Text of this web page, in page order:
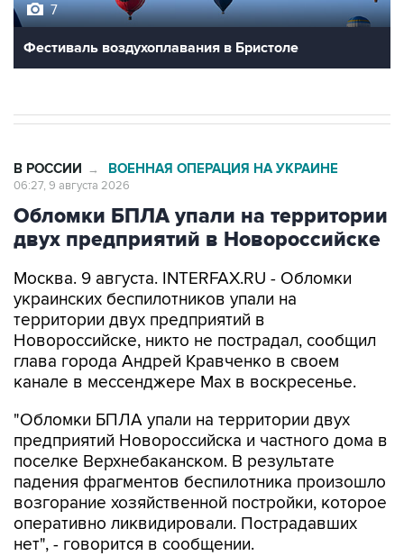
7
Фестиваль воздухоплавания в Бристоле
В РОССИИ → ВОЕННАЯ ОПЕРАЦИЯ НА УКРАИНЕ
06:27, 9 августа 2026
Обломки БПЛА упали на территории
двух предприятий в Новороссийске
Москва. 9 августа. INTERFAX.RU - Обломки
украинских беспилотников упали на
территории двух предприятий в
Новороссийске, никто не пострадал, сообщил
глава города Андрей Кравченко в своем
канале в мессенджере Max в воскресенье.
"Обломки БПЛА упали на территории двух
предприятий Новороссийска и частного дома в
поселке Верхнебаканском. В результате
падения фрагментов беспилотника произошло
возгорание хозяйственной постройки, которое
оперативно ликвидировали. Пострадавших
нет", - говорится в сообщении.